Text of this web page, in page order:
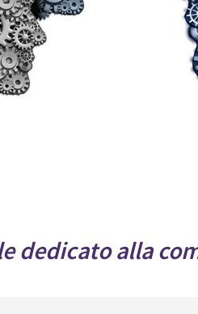
dedicato alla